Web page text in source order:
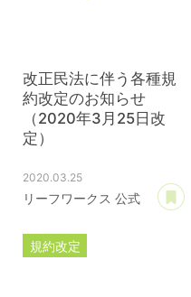
改正民法に伴う各種規
約改定のお知らせ
（2020年3月25日改
定）
2020.03.25
リーフワークス 公式
規約改定